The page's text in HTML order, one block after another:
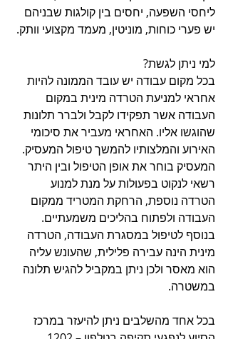
ליחסי השפעה, יחסים בין קולגות שבניהם
יש פערי כוחות, מוניטין, מעמד מקצועי וותק.
למי ניתן לגשת?
בכל מקום עבודה יש עובד הממונה להיות
אחראי למניעת הטרדה מינית במקום
העבודה אשר תפקידו לקבל ולברר תלונות
שהוגשו אליו. האחראי מעביר את סיכומי
האירוע והמלצותיו להמשך טיפול המעסיק.
המעסיק בוחר את אופן הטיפול ובין היתר
רשאי לנקוט בפעולות על מנת למנוע
הטרדה נוספת, הרחקת המטריד ממקום
העבודה ולפתוח בהליכים משמעתיים.
בנוסף לטיפול במסגרת העבודה, הטרדה
מינית הינה עבירה פלילית, שהעונש עליה
הוא מאסר ולכן ניתן במקביל להגיש תלונה
במשטרה.
בכל אחד מהשלבים ניתן להיעזר במרכז